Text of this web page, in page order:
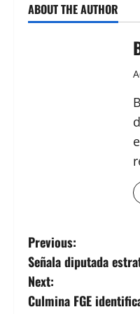
ABOUT THE AUTHOR
P
o
s
Previous:
Señala diputada
Next:
Culmina FGE